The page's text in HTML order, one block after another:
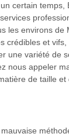
certain temps,
les environs de
crédibles et
une variété de
nous appeler
de taille et